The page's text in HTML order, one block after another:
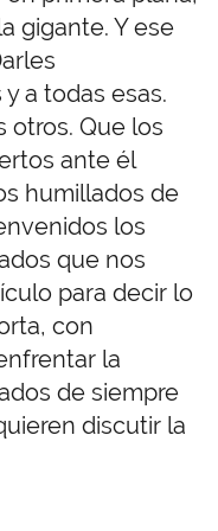
gigante. Y ese
a todas esas.
otros. Que los
ante él
humillados de
los
que nos
para decir lo
con
la
de siempre
discutir la